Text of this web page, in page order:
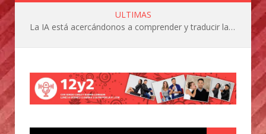
ULTIMAS
La IA está acercándonos a comprender y traducir las vocalizaciones y comportamientos de nuestras mascotas